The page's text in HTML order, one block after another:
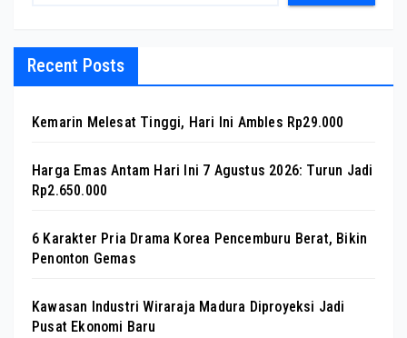
Recent Posts
Kemarin Melesat Tinggi, Hari Ini Ambles Rp29.000
Harga Emas Antam Hari Ini 7 Agustus 2026: Turun Jadi
Rp2.650.000
6 Karakter Pria Drama Korea Pencemburu Berat, Bikin
Penonton Gemas
Kawasan Industri Wiraraja Madura Diproyeksi Jadi
Pusat Ekonomi Baru